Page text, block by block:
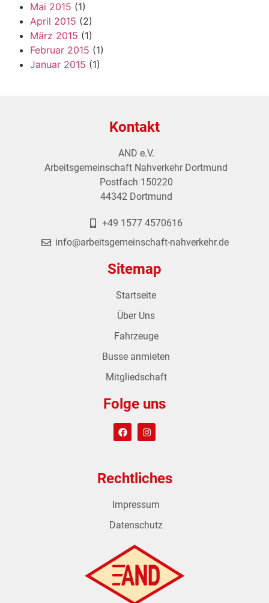
Mai 2015 (1)
April 2015 (2)
März 2015 (1)
Februar 2015 (1)
Januar 2015 (1)
Kontakt
AND e.V.
Arbeitsgemeinschaft Nahverkehr Dortmund
Postfach 150220
44342 Dortmund
+49 1577 4570616
info@arbeitsgemeinschaft-nahverkehr.de
Sitemap
Startseite
Über Uns
Fahrzeuge
Busse anmieten
Mitgliedschaft
Folge uns
Rechtliches
Impressum
Datenschutz